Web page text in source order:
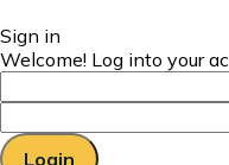
Sign in
Welcome! Log into your